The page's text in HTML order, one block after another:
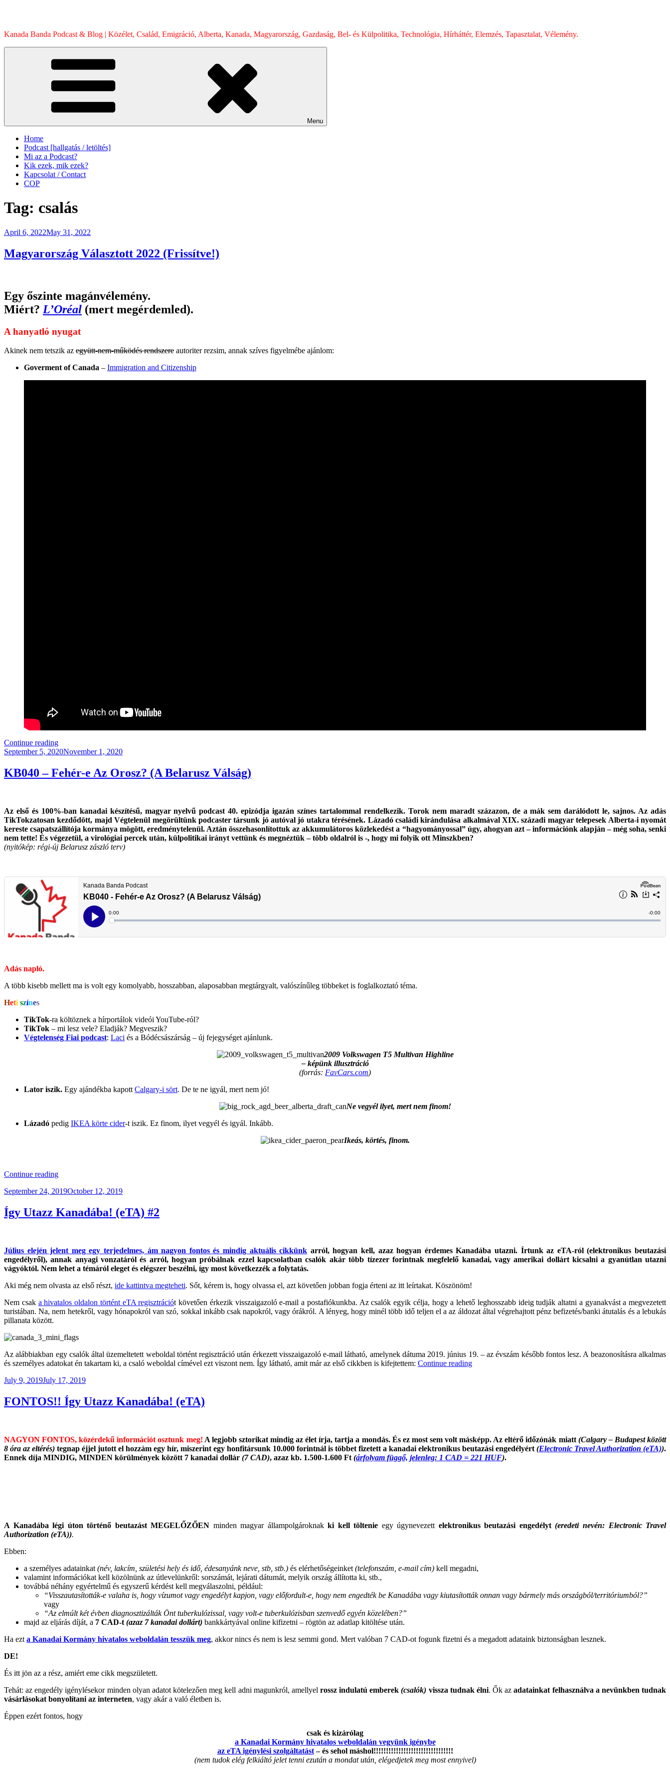
Kanada Banda Podcast & Blog | Közélet, Család, Emigráció, Alberta, Kanada, Magyarország, Gazdaság, Bel- és Külpolitika, Technológia, Hírháttér, Elemzés, Tapasztalat, Vélemény.
Menu
Home
Podcast [hallgatás / letöltés]
Mi az a Podcast?
Kik ezek, mik ezek?
Kapcsolat / Contact
COP
Tag: csalás
Posted
April 6, 2022May 31, 2022
Magyarország Választott 2022 (Frissítve!)
Egy őszinte magánvélemény.
Miért? L’Oréal (mert megérdemled).
A hanyatló nyugat
Akinek nem tetszik az együtt-nem-működés rendszere autoriter rezsim, annak szíves figyelmébe ajánlom:
Goverment of Canada – Immigration and Citizenship
Continue reading“Magyarország
Választott
(Frissítve!)”
Posted
September 5, 2020November 1, 2020
KB040 – Fehér-e Az Orosz? (A Belarusz Válság)
Az első és 100%-ban kanadai készítésű, magyar nyelvű podcast 40. epizódja igazán színes tartalommal rendelkezik. Torok nem maradt százazon, de a mák sem darálódott le, sajnos. Az adás
TikTokzatosan kezdődött, majd Végtelenül megörültünk podcaster társunk jó autóval jó utakra térésének. Lázadó családi kirándulása alkalmával XIX. századi magyar telepesek Alberta-i nyomát
kereste csapatszállítója kormánya mögött, eredménytelenül. Aztán összehasonlítottuk az akkumulátoros közlekedést a “hagyományossal” úgy, ahogyan azt – információnk alapján – még soha, senki
nem tette! És végezetül, a virológiai percek után, külpolitikai irányt vettünk és megnéztük – több oldalról is -, hogy mi folyik ott Minszkben?
(nyitókép: régi-új Belarusz zászló terv)
Adás napló.
A több kisebb mellett ma is volt egy komolyabb, hosszabban, alaposabban megtárgyalt, valószínűleg többeket is foglalkoztató téma.
Heti színes
TikTok-ra költöznek a hírportálok videói YouTube-ról?
TikTok – mi lesz vele? Eladják? Megveszik?
Végtelenség Fiai podcast: Laci és a Bódécsászárság – új fejegységet ajánlunk.
2009 Volkswagen T5 Multivan Highline
– képünk illusztráció
(forrás: FavCars.com)
Lator iszik. Egy ajándékba kapott Calgary-i sört. De te ne igyál, mert nem jó!
Ne vegyél ilyet, mert nem finom!
Lázadó pedig IKEA körte cider-t iszik. Ez finom, ilyet vegyél és igyál. Inkább.
Ikeás, körtés, finom.
Continue reading“KB040
Fehér-
Az
Orosz?
Posted
September 24, 2019October 12, 2019
Így Utazz Kanadába! (eTA) #2
Július elején jelent meg egy terjedelmes, ám nagyon fontos és mindig aktuális cikkünk arról, hogyan kell, azaz hogyan érdemes Kanadába utazni. Írtunk az eTA-ról (elektronikus beutazási
engedélyről), annak anyagi vonzatáról és arról, hogyan próbálnak ezzel kapcsolatban csalók akár több tízezer forintnak megfelelő kanadai, vagy amerikai dollárt kicsalni a gyanútlan utazni
vágyóktól. Nem lehet a témáról eleget és elégszer beszélni, így most következzék a folytatás.
Aki még nem olvasta az első részt, ide kattintva megteheti. Sőt, kérem is, hogy olvassa el, azt követően jobban fogja érteni az itt leírtakat. Köszönöm!
Nem csak a hivatalos oldalon történt eTA regisztrációt követően érkezik visszaigazoló e-mail a postafiókunkba. Az csalók egyik célja, hogy a lehető leghosszabb ideig tudják altatni a gyanakvást a megvezetett
turistában. Na, nem hetekről, vagy hónapokról van szó, sokkal inkább csak napokról, vagy órákról. A lényeg, hogy minél több idő teljen el a az áldozat által végrehajtott pénz befizetés/banki átutalás és a lebukás
pillanata között.
Az alábbiakban egy csalók által üzemeltetett weboldal történt regisztráció után érkezett visszaigazoló e-mail látható, amelynek dátuma 2019. június 19. – az évszám később fontos lesz. A beazonosításra alkalmas
és személyes adatokat én takartam ki, a csaló weboldal címével ezt viszont nem. Így látható, amit már az első cikkben is kifejtettem: Continue reading“Így
Posted
July 9, 2019July 17, 2019
FONTOS!! Így Utazz Kanadába! (eTA)
NAGYON FONTOS, közérdekű információt osztunk meg! A legjobb sztorikat mindig az élet írja, tartja a mondás. És ez most sem volt másképp. Az eltérő időzónák miatt (Calgary – Budapest között
8 óra az eltérés) tegnap éjjel jutott el hozzám egy hír, miszerint egy honfitársunk 10.000 forintnál is többet fizetett a kanadai elektronikus beutazási engedélyért (Electronic Travel Authorization (eTA)).
Ennek díja MINDIG, MINDEN körülmények között 7 kanadai dollár (7 CAD), azaz kb. 1.500-1.600 Ft (árfolyam függő, jelenleg: 1 CAD = 221 HUF).
A Kanadába légi úton történő beutazást MEGELŐZŐEN minden magyar állampolgároknakki kell töltenie egy úgynevezett elektronikus beutazási engedélyt(eredeti nevén: Electronic Travel
Authorization (eTA)).
Ebben:
a személyes adatainkat (név, lakcím, születési hely és idő, édesanyánk neve, stb, stb.) és elérhetőségeinket (telefonszám, e-mail cím) kell megadni,
valamint információkat kell közölnünk az útlevelünkről: sorszámát, lejárati dátumát, melyik ország állította ki, stb.,
továbbá néhány egyértelmű és egyszerű kérdést kell megválaszolni, például:
“Visszautasították-e valaha is, hogy vízumot vagy engedélyt kapjon, vagy előfordult-e, hogy nem engedték be Kanadába vagy kiutasították onnan vagy bármely más országból/territóriumból?”
vagy
“Az elmúlt két évben diagnosztizálták Önt tuberkulózissal, vagy volt-e tuberkulózisban szenvedő egyén közelében?”
majd az eljárás díját, a 7 CAD-t (azaz 7 kanadai dollárt) bankkártyával online kifizetni – rögtön az adatlap kitöltése után.
Ha ezt a Kanadai Kormány hivatalos weboldalán tesszük meg, akkor nincs és nem is lesz semmi gond. Mert valóban 7 CAD-ot fogunk fizetni és a megadott adataink biztonságban lesznek.
DE!
És itt jön az a rész, amiért eme cikk megszületett.
Tehát: az engedély igénylésekor minden olyan adatot kötelezően meg kell adni magunkról, amellyel rossz indulatú emberek(csalók) vissza tudnak élni. Ők azadatainkat felhasználva a nevünkben tudnak
vásárlásokat bonyolítani az interneten, vagy akár a való életben is.
Éppen ezért fontos, hogy
csak és kizárólag
a Kanadai Kormány hivatalos weboldalán vegyünk igénybe
az eTA igénylési szolgáltatást– és sehol máshol!!!!!!!!!!!!!!!!!!!!!!!!!!!!!!!!
(nem tudok elég felkiáltó jelet tenni ezután a mondat után, elégedjetek meg most ennyivel)